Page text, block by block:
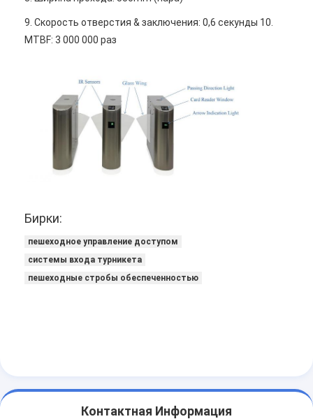
Продукты
Видеозаписи
О нас
Контроль качества
Новости
Случаи
9. Скорость отверстия & заключения: 0,6 секунды 10.
MTBF:3 000 000 раз
Бирки:
пешеходное управление доступом
системы входа турникета
пешеходные стробы обеспеченностью
Контактная Информация